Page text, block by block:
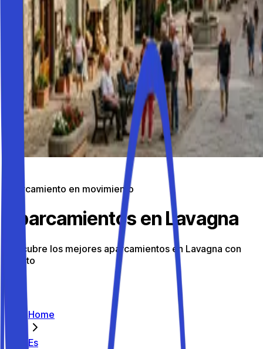
Aparcamiento en movimiento
Aparcamientos en Lavagna
Descubre los mejores aparcamientos en Lavagna con
Parkito
Home
Es